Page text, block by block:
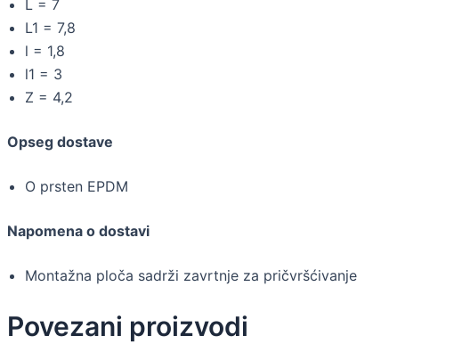
L = 7
L1 = 7,8
l = 1,8
l1 = 3
Z = 4,2
Opseg dostave
O prsten EPDM
Napomena o dostavi
Montažna ploča sadrži zavrtnje za pričvršćivanje
Povezani proizvodi